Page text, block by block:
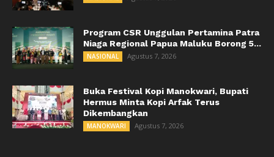
Program CSR Unggulan Pertamina Patra
Niaga Regional Papua Maluku Borong 5...
NASIONAL Agustus 7, 2026
Buka Festival Kopi Manokwari, Bupati
Hermus Minta Kopi Arfak Terus
Dikembangkan
MANOKWARI Agustus 7, 2026